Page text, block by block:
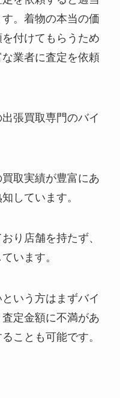
。着物の本当の価
付けてもらうため
業者に査定を依頼
張買取専門のバイ
取実績が豊富にあ
しています。
り店舗を持たず、
います。
いう方はまずバイ
定金額に不満があ
ことも可能です。